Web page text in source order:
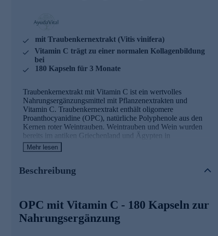
mit Traubenkernextrakt (Vitis vinifera)
Vitamin C trägt zu einer normalen Kollagenbildung
bei
180 Kapseln für 3 Monate
Traubenkernextrakt mit Vitamin C ist ein wertvolles
Nahrungsergänzungsmittel mit Pflanzenextrakten und
Vitamin C. Traubenkernextrakt enthält oligomere
Proanthocyanidine (OPC), natürliche Polyphenole aus den
Kernen roter Weintrauben. Weintrauben und Wein wurden
bereits im antiken Griechenland und Ägypten in
traditionellen Anwendungen für die Wundbehandlung
verwendet.
OPC mit Vitamin C - Zutaten und Wirkstoffe
Tagesdosis, standardisiert auf =95 % OPC
Vitamin C - 80 mg pro Tagesdosis (100 % NRV)
Vitamin C trägt zu einer normalen Kollagenbildung für
eine normale Funktion der Haut bei
Mehr lesen
Beschreibung
OPC mit Vitamin C - 180 Kapseln zur
Nahrungsergänzung